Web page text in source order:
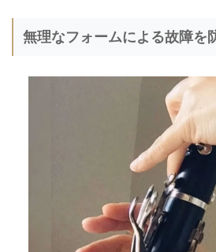
無理なフォームによる故障を